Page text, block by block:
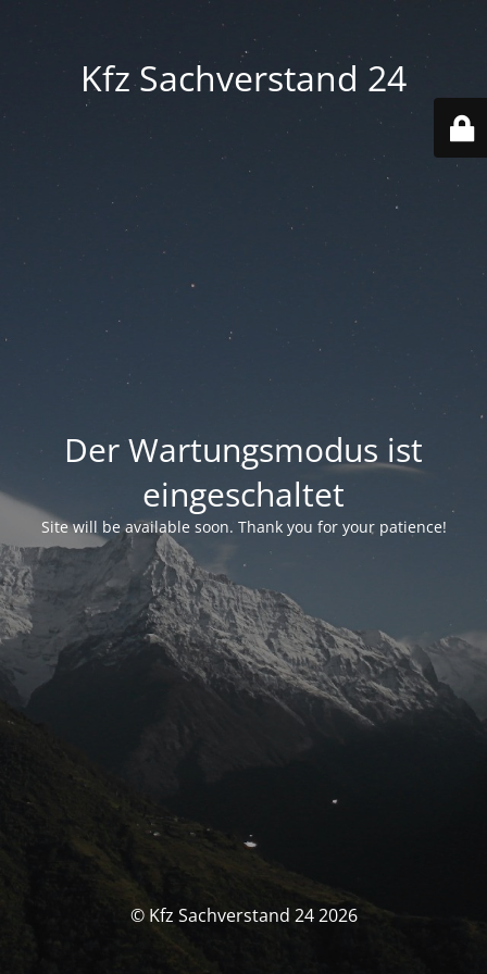
Kfz Sachverstand 24
Der Wartungsmodus ist
eingeschaltet
Site will be available soon. Thank you for your patience!
© Kfz Sachverstand 24 2026